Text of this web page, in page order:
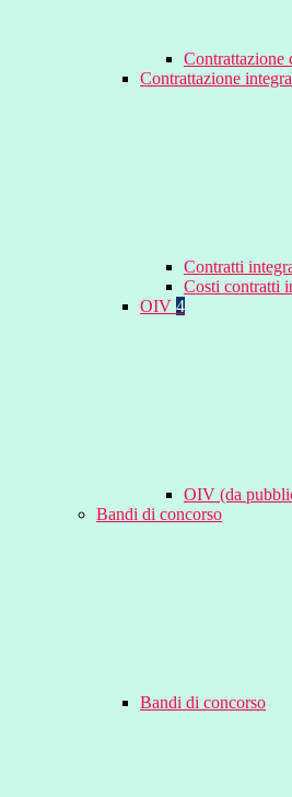
Contrattazione
Contrattazione
Contratti
Costi contratti
OIV 4
OIV (da
Bandi di concorso
Bandi di concorso